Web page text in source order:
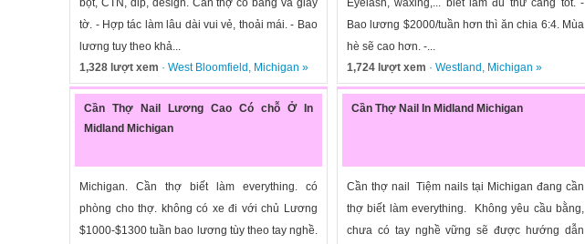
bột, CTN, dip, design. Cần thợ có bằng và giấy
tờ. - Hợp tác làm lâu dài vui vẻ, thoải mái. - Bao
lương tuy theo khả...
1,328 lượt xem ·West Bloomfield , Michigan »
Eyelash, waxing,... biết làm đủ thứ càng tốt. -
Bao lương $2000/tuần hơn thì ăn chia 6:4. Mùa
hè sẽ cao hơn. -...
1,724 lượt xem · Westland , Michigan »
Cần Thợ Nail Lương Cao Có chỗ Ở In
Midland Michigan
Michigan. Cần thợ biết làm everything. có
phòng cho thợ. không có xe đi với chủ Lương
$1000-$1300 tuần bao lương tùy theo tay nghề.
Cần Thợ Nail In Midland Michigan
Cần thợ nail Tiệm nails tại Michigan đang cần
thợ biết làm everything. Không yêu cầu bằng,
chưa có tay nghề vững sẽ được hướng dẫn